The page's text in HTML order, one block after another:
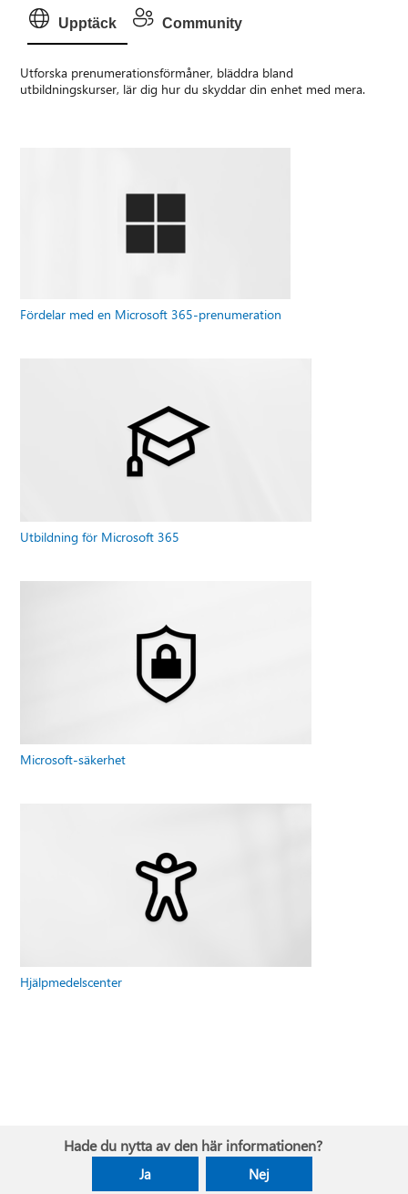
Upptäck Community
Utforska prenumerationsförmåner, bläddra bland
utbildningskurser, lär dig hur du skyddar din enhet med mera.
Fördelar med en Microsoft 365-prenumeration
Utbildning för Microsoft 365
Microsoft-säkerhet
Hjälpmedelscenter
Hade du nytta av den här informationen?
Ja Nej